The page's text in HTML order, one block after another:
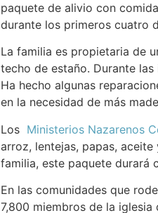
paquete de alivio con
durante los primeros cuatro
La familia es propietaria de
techo de estaño. Durante
Ha hecho algunas
en la necesidad de más
Los Ministerios Nazarenos
arroz, lentejas, papas,
familia, este paquete durará
En las comunidades que
7,800 miembros de la